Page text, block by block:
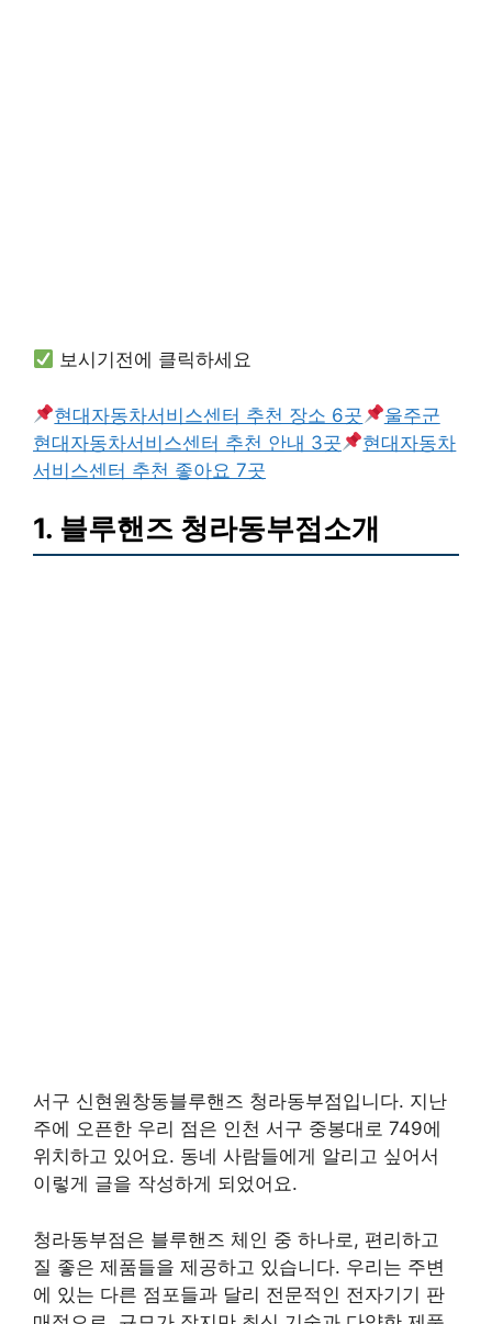
보시기전에 클릭하세요
현대자동차서비스센터 추천 장소 6곳
울주군
현대자동차서비스센터 추천 안내 3곳
현대자동차
서비스센터 추천 좋아요 7곳
1. 블루핸즈 청라동부점소개
서구 신현원창동블루핸즈 청라동부점입니다. 지난
주에 오픈한 우리 점은 인천 서구 중봉대로 749에
위치하고 있어요. 동네 사람들에게 알리고 싶어서
이렇게 글을 작성하게 되었어요.
청라동부점은 블루핸즈 체인 중 하나로, 편리하고
질 좋은 제품들을 제공하고 있습니다. 우리는 주변
에 있는 다른 점포들과 달리 전문적인 전자기기 판